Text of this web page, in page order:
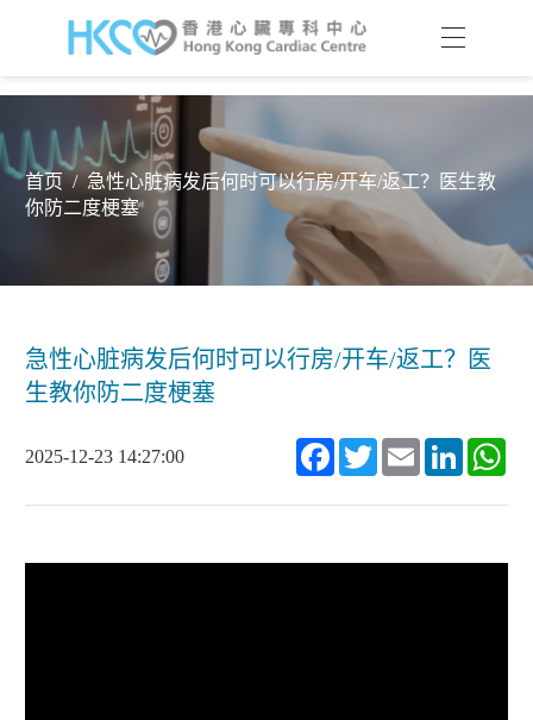
首页 / 急性⼼脏病发后何时可以行房/开车/返工？医生教
你防二度梗塞
急性⼼脏病发后何时可以行房/开车/返工？医
生教你防二度梗塞
2025-12-23 14:27:00 Facebook
TwitterEmail LinkedIn